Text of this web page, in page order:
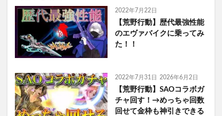
2022年7月22日
【荒野行動】歴代最強性能
のエヴァバイクに乗ってみ
た！！
2022年7月31日 2026年6月2日
【荒野行動】SAOコラボガ
チャ回す！→めっちゃ回数
回せて金枠も神引きできる